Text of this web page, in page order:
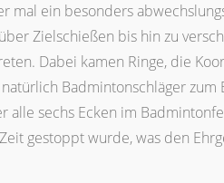
mal ein besonders
Zielschießen bis hin zu
Dabei kamen Ringe, die
Badmintonschläger zum
sechs Ecken im
gestoppt wurde, was den